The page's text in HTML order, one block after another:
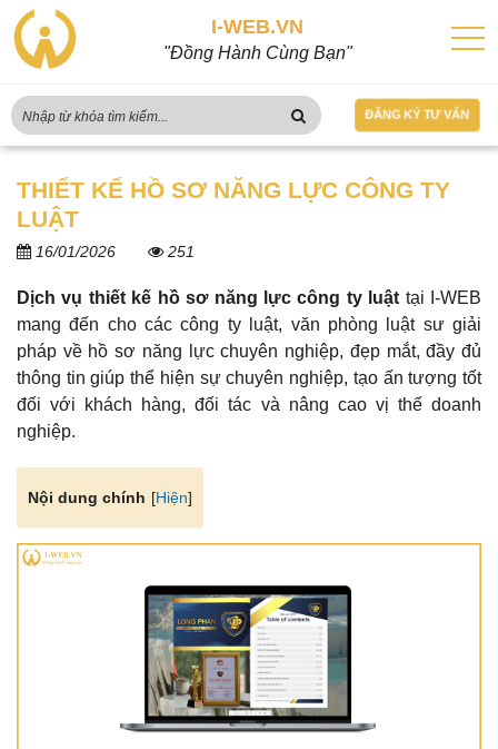
I-WEB.VN
"Đồng Hành Cùng Bạn"
ĐĂNG KÝ TƯ VẤN
THIẾT KẾ HỒ SƠ NĂNG LỰC CÔNG TY
LUẬT
16/01/2026 251
Dịch vụ thiết kế hồ sơ năng lực công ty luật tại I-WEB
mang đến cho các công ty luật, văn phòng luật sư giải
pháp về hồ sơ năng lực chuyên nghiệp, đẹp mắt, đầy đủ
thông tin giúp thể hiện sự chuyên nghiệp, tạo ấn tượng tốt
đối với khách hàng, đối tác và nâng cao vị thế doanh
nghiệp.
Nội dung chính [Hiện]